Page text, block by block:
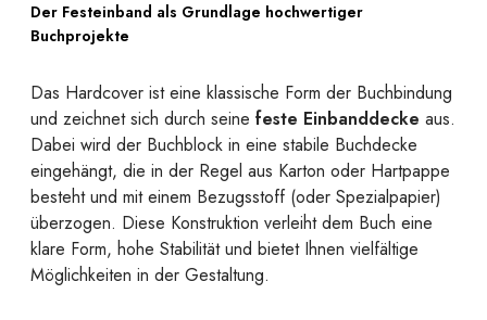
Der Festeinband als Grundlage hochwertiger
Buchprojekte
Das Hardcover ist eine klassische Form der Buchbindung
und zeichnet sich durch seine feste Einbanddecke aus.
Dabei wird der Buchblock in eine stabile Buchdecke
eingehängt, die in der Regel aus Karton oder Hartpappe
besteht und mit einem Bezugsstoff (oder Spezialpapier)
überzogen. Diese Konstruktion verleiht dem Buch eine
klare Form, hohe Stabilität und bietet Ihnen vielfältige
Möglichkeiten in der Gestaltung.